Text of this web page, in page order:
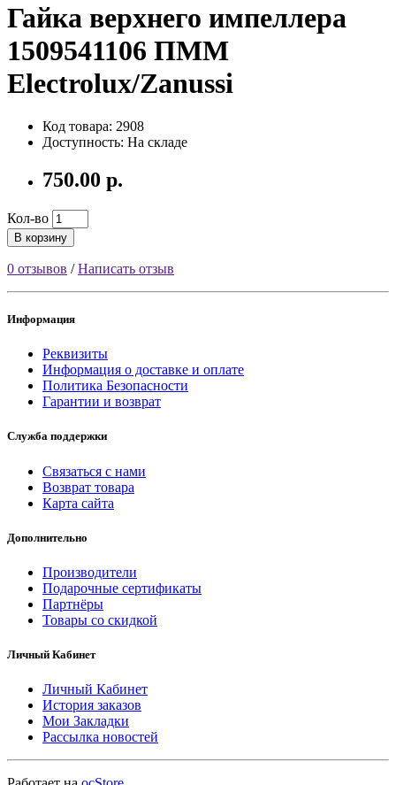
Гайка верхнего импеллера
1509541106 ПММ
Electrolux/Zanussi
Код товара: 2908
Доступность: На складе
750.00 р.
Кол-во
В корзину
0 отзывов /Написать отзыв
Информация
Реквизиты
Информация о доставке и оплате
Политика Безопасности
Гарантии и возврат
Служба поддержки
Связаться с нами
Возврат товара
Карта сайта
Дополнительно
Производители
Подарочные сертификаты
Партнёры
Товары со скидкой
Личный Кабинет
Личный Кабинет
История заказов
Мои Закладки
Рассылка новостей